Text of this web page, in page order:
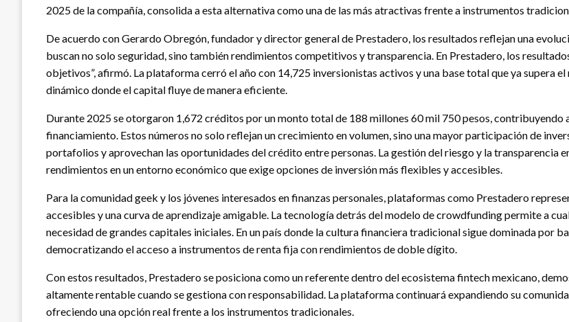
2025 de la compañía, consolida a esta alternativa como una de las más atractivas frente a instrumentos
De acuerdo con Gerardo Obregón, fundador y director general de Prestadero, los resultados reflejan una
buscan no solo seguridad, sino también rendimientos competitivos y transparencia. En Prestadero, los
objetivos”, afirmó. La plataforma cerró el año con 14,725 inversionistas activos y una base total que ya supera
dinámico donde el capital fluye de manera eficiente.
Durante 2025 se otorgaron 1,672 créditos por un monto total de 188 millones 60 mil 750 pesos, contribuyendo
financiamiento. Estos números no solo reflejan un crecimiento en volumen, sino una mayor participación de
portafolios y aprovechan las oportunidades del crédito entre personas. La gestión del riesgo y la transparencia
rendimientos en un entorno económico que exige opciones de inversión más flexibles y accesibles.
Para la comunidad geek y los jóvenes interesados en finanzas personales, plataformas como Prestadero
accesibles y una curva de aprendizaje amigable. La tecnología detrás del modelo de crowdfunding permite a
necesidad de grandes capitales iniciales. En un país donde la cultura financiera tradicional sigue dominada por
democratizando el acceso a instrumentos de renta fija con rendimientos de doble dígito.
Con estos resultados, Prestadero se posiciona como un referente dentro del ecosistema fintech mexicano,
altamente rentable cuando se gestiona con responsabilidad. La plataforma continuará expandiendo su
ofreciendo una opción real frente a los instrumentos tradicionales.